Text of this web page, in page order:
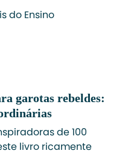
do Ensino
garotas rebeldes:
de 100
livro ricamente